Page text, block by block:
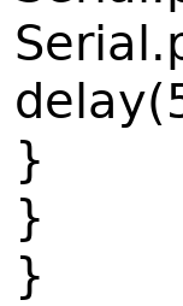
}
}
}